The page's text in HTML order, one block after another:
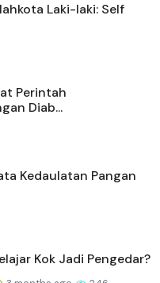
Laki-laki: Self
Perintah
Diab...
Kedaulatan Pangan
Kok Jadi Pengedar?